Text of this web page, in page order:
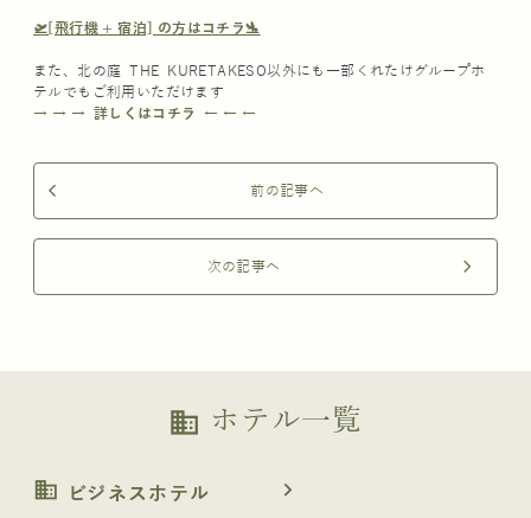
🛫[飛行機 + 宿泊] の方はコチラ🛬
また、北の庭 THE KURETAKESO以外にも一部くれたけグループホ
テルでもご利用いただけます
→ → → 詳しくはコチラ ← ← ←
arrow_back_ios 前の記事へ
次の記事へ arrow_forward_ios
business ホテル一覧
business ビジネスホテル navigate_next